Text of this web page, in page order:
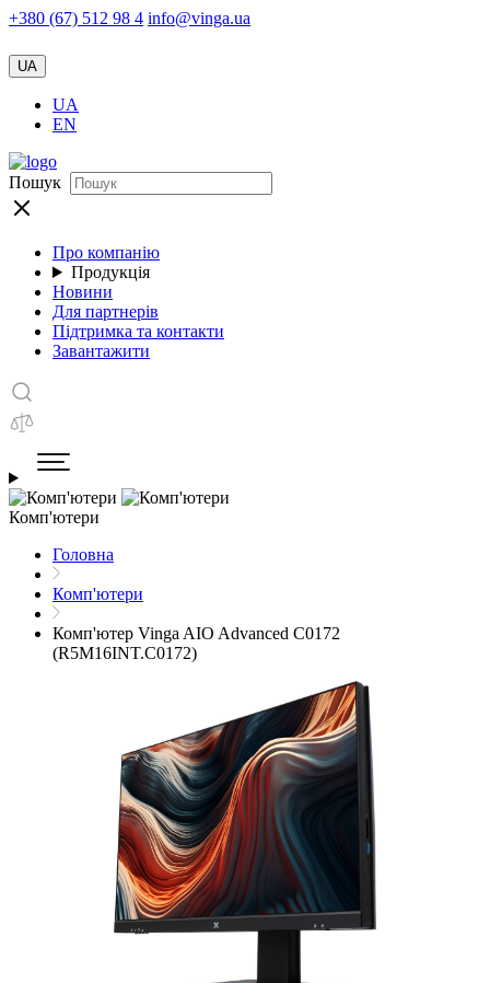
+380 (67) 512 98 4 info@vinga.ua
UA
UA
EN
Пошук
Про компанію
Продукція
Новини
Для партнерів
Підтримка та контакти
Завантажити
Комп'ютери
Головна
Комп'ютери
Комп'ютер Vinga AIO Advanced C0172
(R5M16INT.C0172)